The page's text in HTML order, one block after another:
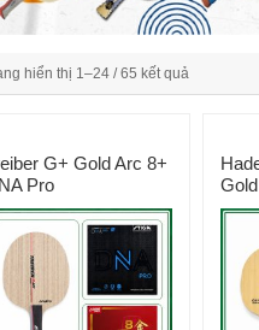
hiển thị 1–24 / 65 kết quả
G+ Gold Arc 8+
Pro